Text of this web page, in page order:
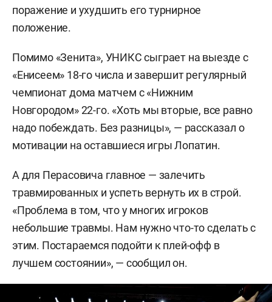
поражение и ухудшить его турнирное
положение.
Помимо «Зенита», УНИКС сыграет на выезде с
«Енисеем» 18-го числа и завершит регулярный
чемпионат дома матчем с «Нижним
Новгородом» 22-го. «Хоть мы вторые, все равно
надо побеждать. Без разницы», — рассказал о
мотивации на оставшиеся игры Лопатин.
А для Перасовича главное — залечить
травмированных и успеть вернуть их в строй.
«Проблема в том, что у многих игроков
небольшие травмы. Нам нужно что-то сделать с
этим. Постараемся подойти к плей-офф в
лучшем состоянии», — сообщил он.